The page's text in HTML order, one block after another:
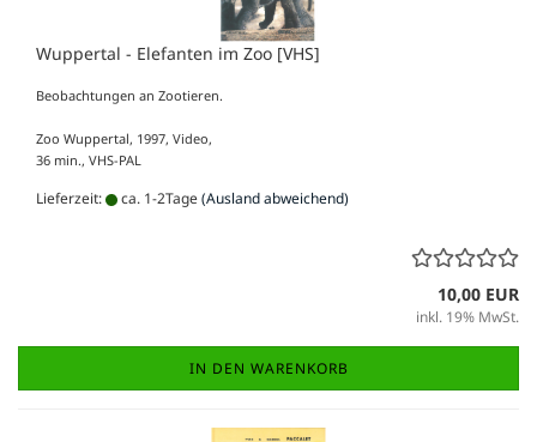
Wuppertal - Elefanten im Zoo [VHS]
Beobachtungen an Zootieren.
Zoo Wuppertal, 1997, Video,
36 min., VHS-PAL
Lieferzeit: ca. 1-2Tage(Ausland abweichend)
10,00 EUR
inkl. 19% MwSt.
IN DEN WARENKORB